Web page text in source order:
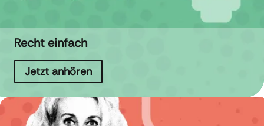
Recht einfach
Jetzt anhören